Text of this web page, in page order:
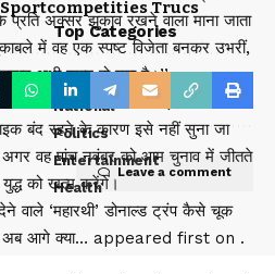
अक्सर झुकाव रखने वाला माना जाता
में वह एक स्पष्ट विजेता बनकर उभरीं,
अभी खत्म हो गया है।’’
बीच में टोकती नजर आईं। हालांकि
बंद रहने के कारण इसे नहीं सुना जा
वह पांच नवंबर को आम चुनाव में जीतते
को खत्म करेंगे।
वाले ‘महारथी’ डोनाल्ड ट्रंप कैसे चूक
अब आगे क्या… appeared first on .
Trucs
Leave a comment
Top Categories
Uttarakhand
National
Politics
Entertainment
Health